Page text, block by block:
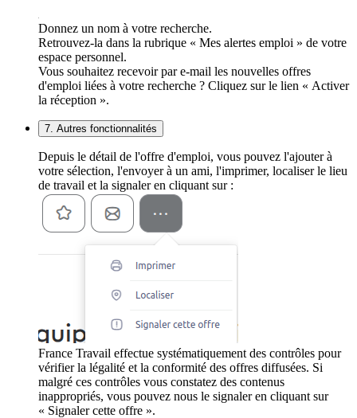
Donnez un nom à votre recherche.
Retrouvez-la dans la rubrique « Mes alertes emploi » de votre
espace personnel.
Vous souhaitez recevoir par e-mail les nouvelles offres
d'emploi liées à votre recherche ? Cliquez sur le lien « Activer
la réception ».
7. Autres fonctionnalités
Depuis le détail de l'offre d'emploi, vous pouvez l'ajouter à
votre sélection, l'envoyer à un ami, l'imprimer, localiser le lieu
de travail et la signaler en cliquant sur :
France Travail effectue systématiquement des contrôles pour
vérifier la légalité et la conformité des offres diffusées. Si
malgré ces contrôles vous constatez des contenus
inappropriés, vous pouvez nous le signaler en cliquant sur
« Signaler cette offre ».